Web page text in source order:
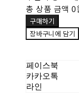
총 상품 금액 0
구매하기
장바구니에 담기
페이스북
카카오톡
라인